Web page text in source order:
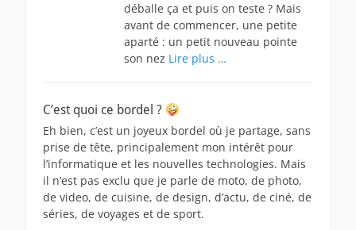
déballe ça et puis on teste ? Mais
avant de commencer, une petite
aparté : un petit nouveau pointe
son nez Lire plus …
C’est quoi ce bordel ?
Eh bien, c’est un joyeux bordel où je partage, sans
prise de tête, principalement mon intérêt pour
l’informatique et les nouvelles technologies. Mais
il n’est pas exclu que je parle de moto, de photo,
de video, de cuisine, de design, d’actu, de ciné, de
séries, de voyages et de sport.